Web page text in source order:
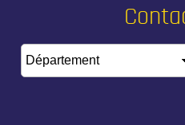
Département